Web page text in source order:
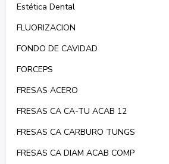
Estética Dental
FLUORIZACION
FONDO DE CAVIDAD
FORCEPS
FRESAS ACERO
FRESAS CA CA-TU ACAB 12
FRESAS CA CARBURO TUNGS
FRESAS CA DIAM ACAB COMP